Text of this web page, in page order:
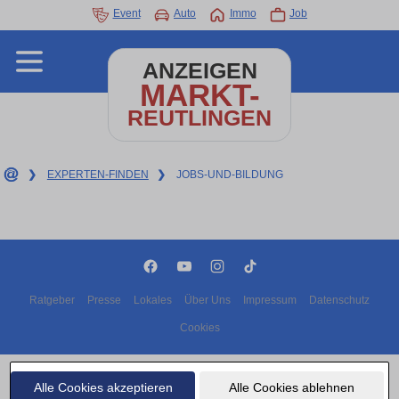
Alle Cookies akzeptieren Alle Cookies ablehnen
Event Auto Immo Job
ANZEIGEN
MARKT-
REUTLINGEN
❯ EXPERTEN-FINDEN ❯ JOBS-UND-BILDUNG
Ratgeber Presse Lokales Über Uns Impressum Datenschutz
Cookies